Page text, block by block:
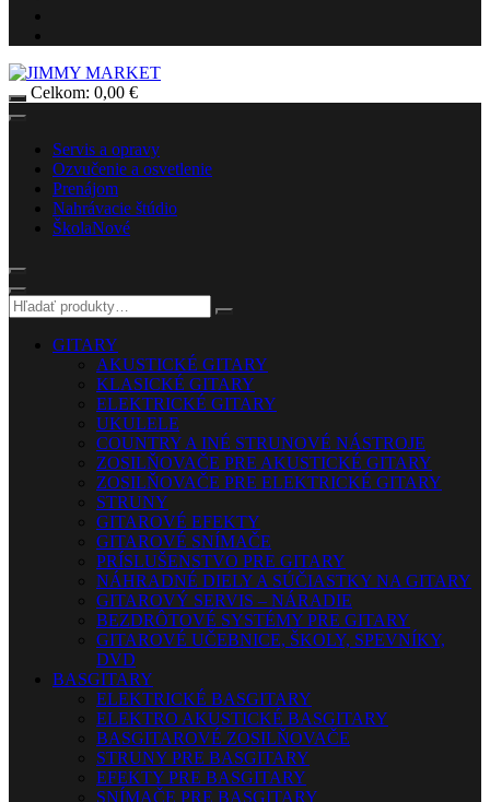
Celkom: 0,00 €
Servis a opravy
Ozvučenie a osvetlenie
Prenájom
Nahrávacie štúdio
ŠkolaNové
GITARY
AKUSTICKÉ GITARY
KLASICKÉ GITARY
ELEKTRICKÉ GITARY
UKULELE
COUNTRY A INÉ STRUNOVÉ NÁSTROJE
ZOSILŇOVAČE PRE AKUSTICKÉ GITARY
ZOSILŇOVAČE PRE ELEKTRICKÉ GITARY
STRUNY
GITAROVÉ EFEKTY
GITAROVÉ SNÍMAČE
PRÍSLUŠENSTVO PRE GITARY
NÁHRADNÉ DIELY A SÚČIASTKY NA GITARY
GITAROVÝ SERVIS – NÁRADIE
BEZDRÔTOVÉ SYSTÉMY PRE GITARY
GITAROVÉ UČEBNICE, ŠKOLY, SPEVNÍKY,
DVD
BASGITARY
ELEKTRICKÉ BASGITARY
ELEKTRO AKUSTICKÉ BASGITARY
BASGITAROVÉ ZOSILŇOVAČE
STRUNY PRE BASGITARY
EFEKTY PRE BASGITARY
SNÍMAČE PRE BASGITARY